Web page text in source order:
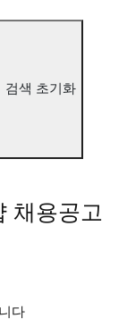
검색 초기화
채용공고
다